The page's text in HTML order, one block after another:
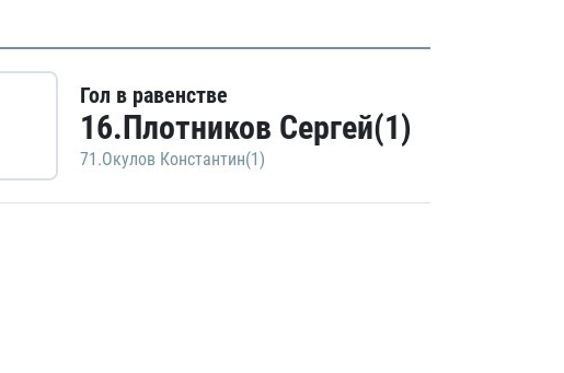
Гол в равенстве
16.Плотников Сергей(1)
71.Окулов Константин(1)